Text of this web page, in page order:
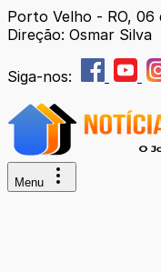
Porto Velho - RO, 06
Direção: Osmar Silva
Siga-nos:
Menu